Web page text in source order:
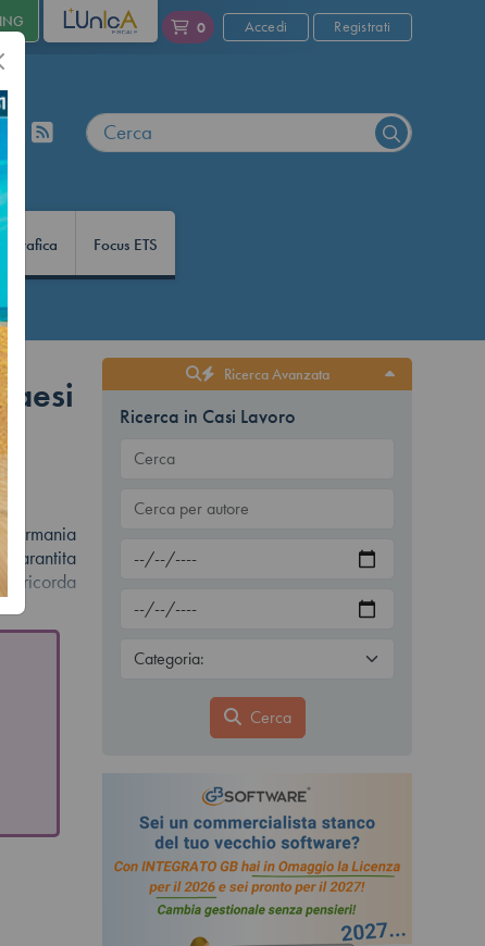
L'UNICA 0 Accedi Registrati
Focus ETS
ricorda
Ricerca Avanzata
Ricerca in Casi Lavoro
Cerca